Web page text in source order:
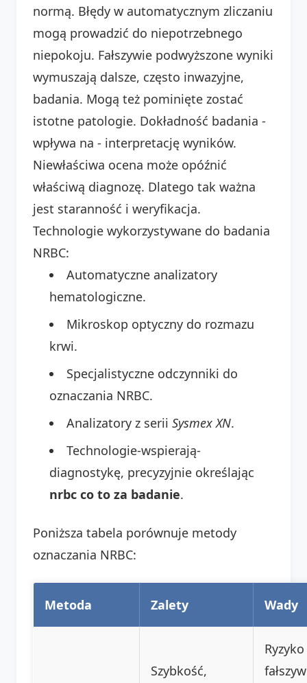
normą. Błędy w automatycznym zliczaniu
mogą prowadzić do niepotrzebnego
niepokoju. Fałszywie podwyższone wyniki
wymuszają dalsze, często inwazyjne,
badania. Mogą też pominięte zostać
istotne patologie. Dokładność badania -
wpływa na - interpretację wyników.
Niewłaściwa ocena może opóźnić
właściwą diagnozę. Dlatego tak ważna
jest staranność i weryfikacja.
Technologie wykorzystywane do badania
NRBC:
Automatyczne analizatory
hematologiczne.
Mikroskop optyczny do rozmazu
krwi.
Specjalistyczne odczynniki do
oznaczania NRBC.
Analizatory z serii Sysmex XN.
Technologie-wspierają-
diagnostykę, precyzyjnie określając
nrbc co to za badanie.
Poniższa tabela porównuje metody
oznaczania NRBC:
Metoda Zalety Wady
Szybkość,
Ryzyko